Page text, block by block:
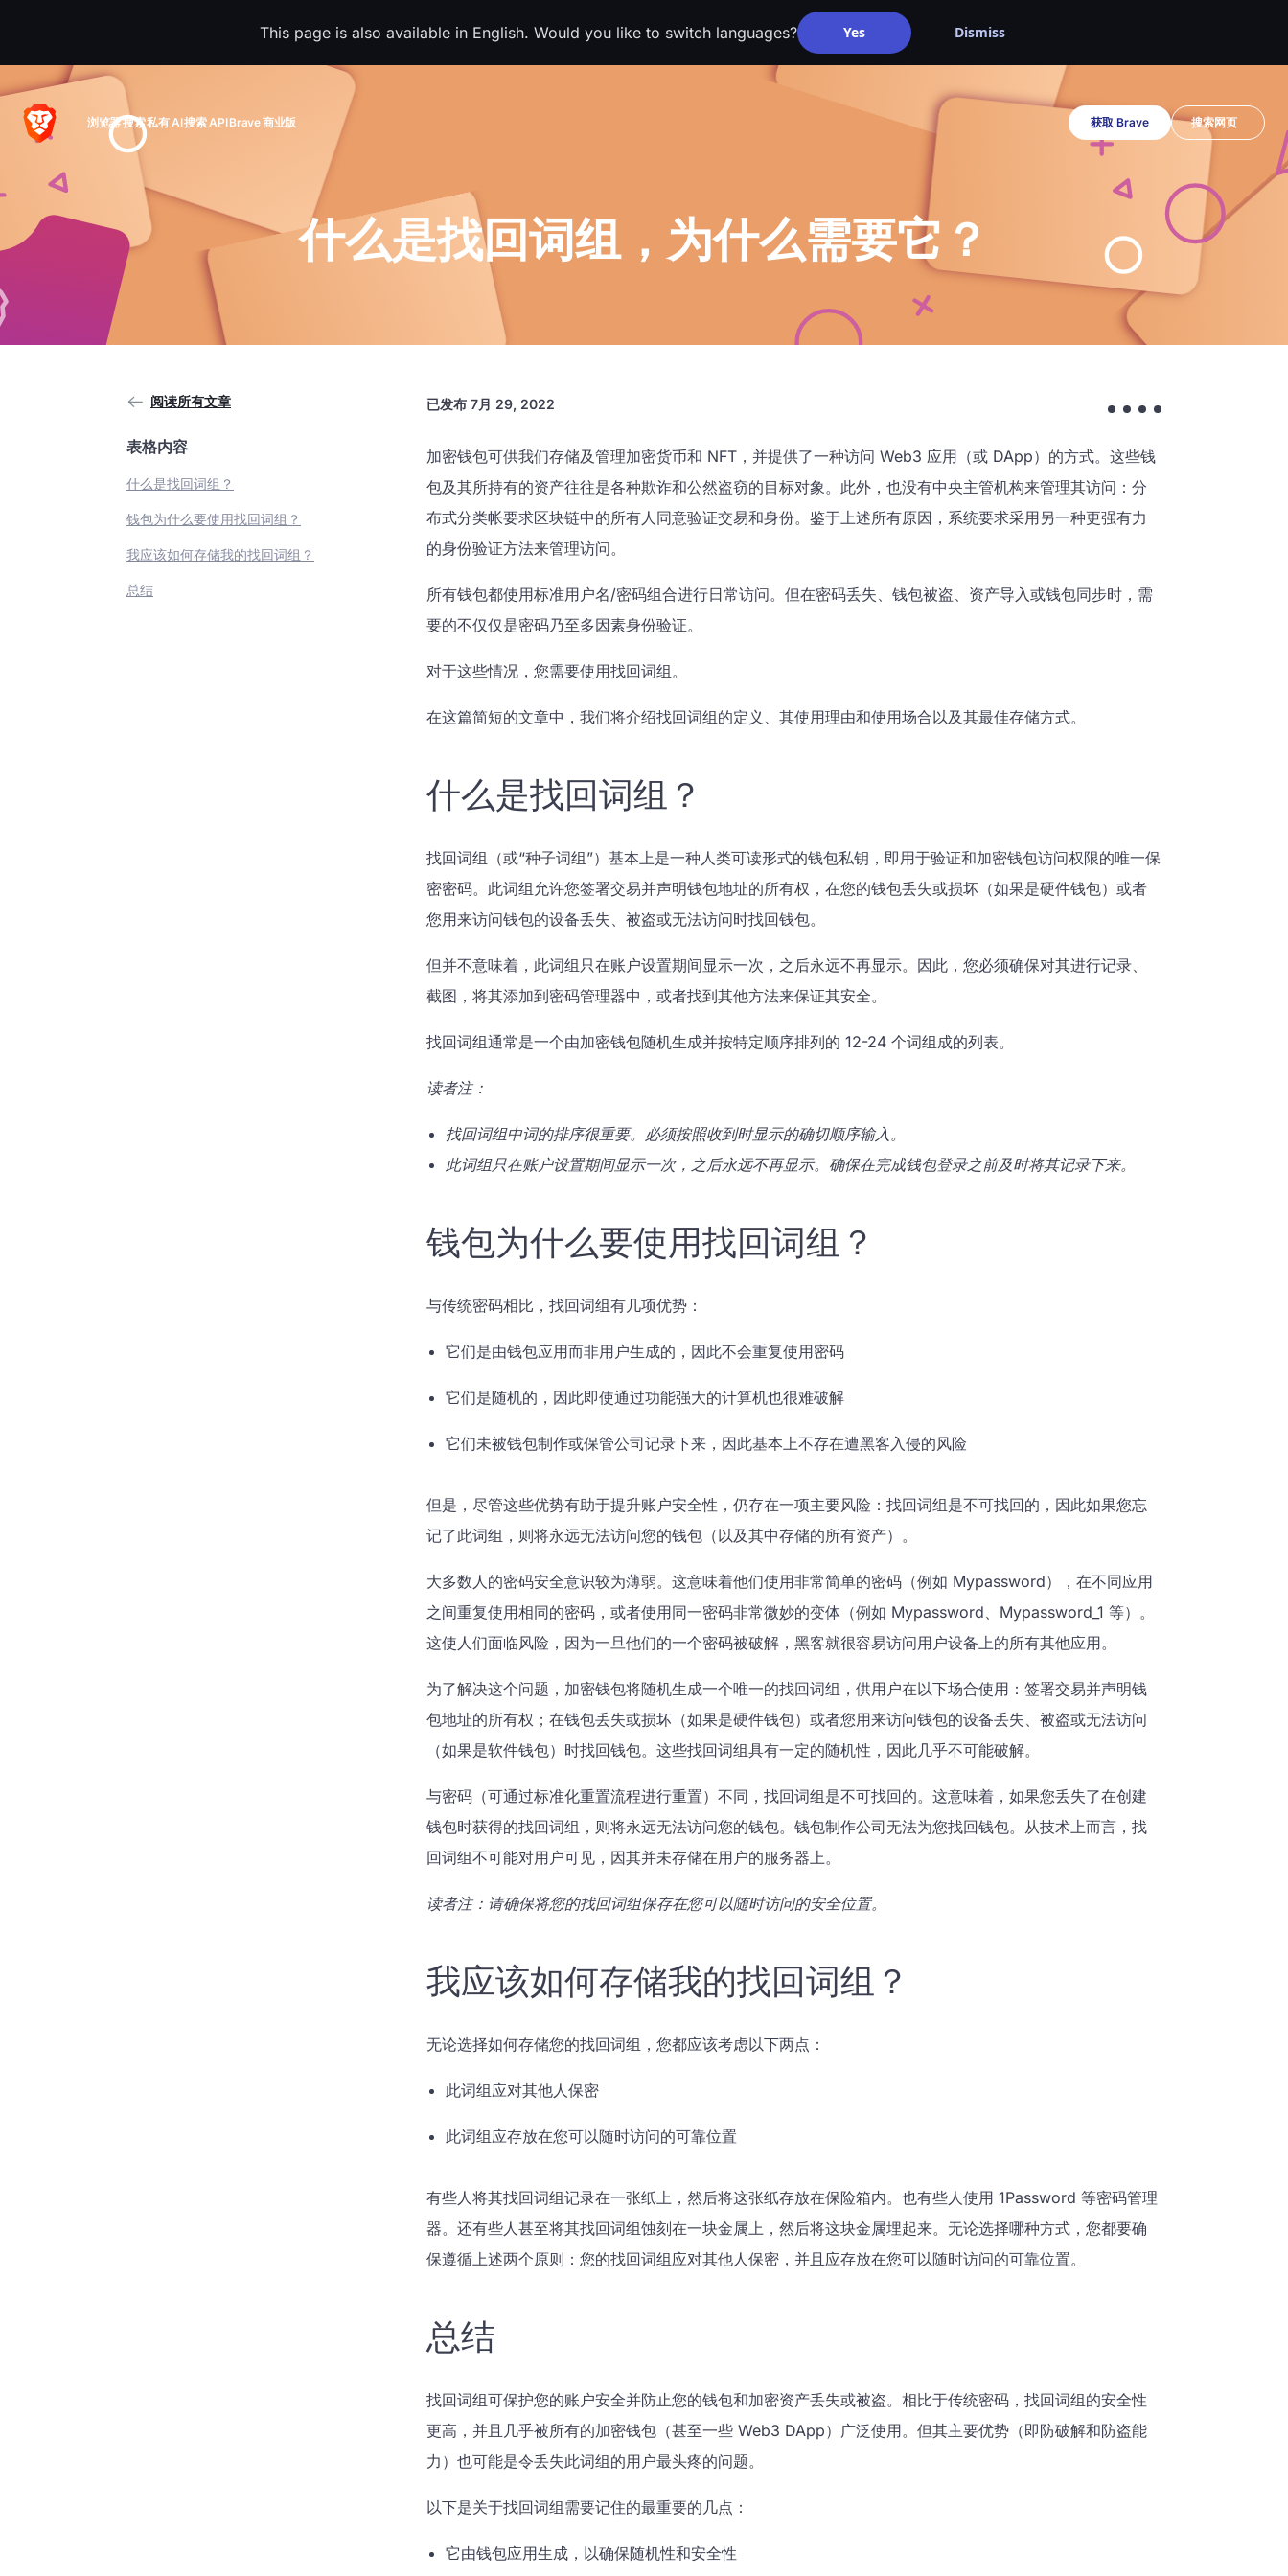
This page is also available in English. Would you like to switch languages? Yes Dismiss
浏览器搜索私有 AI搜索 APIBrave 商业版 获取 Brave
什么是找回词组，为什么需要它？
已发布 7月 29, 2022
阅读所有文章
表格内容
什么是找回词组？
钱包为什么要使用找回词组？
我应该如何存储我的找回词组？
总结
加密钱包可供我们存储及管理加密货币和 NFT，并提供了一种访问 Web3 应用（或 DApp）的方式。这些钱
包及其所持有的资产往往是各种欺诈和公然盗窃的目标对象。此外，也没有中央主管机构来管理其访问：分
布式分类帐要求区块链中的所有人同意验证交易和身份。鉴于上述所有原因，系统要求采用另一种更强有力
的身份验证方法来管理访问。
所有钱包都使用标准用户名/密码组合进行日常访问。但在密码丢失、钱包被盗、资产导入或钱包同步时，需
要的不仅仅是密码乃至多因素身份验证。
对于这些情况，您需要使用找回词组。
在这篇简短的文章中，我们将介绍找回词组的定义、其使用理由和使用场合以及其最佳存储方式。
什么是找回词组？
找回词组（或“种子词组”）基本上是一种人类可读形式的钱包私钥，即用于验证和加密钱包访问权限的唯一保
密密码。此词组允许您签署交易并声明钱包地址的所有权，在您的钱包丢失或损坏（如果是硬件钱包）或者
您用来访问钱包的设备丢失、被盗或无法访问时找回钱包。
但并不意味着，此词组只在账户设置期间显示一次，之后永远不再显示。因此，您必须确保对其进行记录、
截图，将其添加到密码管理器中，或者找到其他方法来保证其安全。
找回词组通常是一个由加密钱包随机生成并按特定顺序排列的 12-24 个词组成的列表。
读者注：
找回词组中词的排序很重要。必须按照收到时显示的确切顺序输入。
此词组只在账户设置期间显示一次，之后永远不再显示。确保在完成钱包登录之前及时将其记录下来。
钱包为什么要使用找回词组？
与传统密码相比，找回词组有几项优势：
它们是由钱包应用而非用户生成的，因此不会重复使用密码
它们是随机的，因此即使通过功能强大的计算机也很难破解
它们未被钱包制作或保管公司记录下来，因此基本上不存在遭黑客入侵的风险
但是，尽管这些优势有助于提升账户安全性，仍存在一项主要风险：找回词组是不可找回的，因此如果您忘
记了此词组，则将永远无法访问您的钱包（以及其中存储的所有资产）。
大多数人的密码安全意识较为薄弱。这意味着他们使用非常简单的密码（例如 Mypassword），在不同应用
之间重复使用相同的密码，或者使用同一密码非常微妙的变体（例如 Mypassword、Mypassword_1 等）。
这使人们面临风险，因为一旦他们的一个密码被破解，黑客就很容易访问用户设备上的所有其他应用。
为了解决这个问题，加密钱包将随机生成一个唯一的找回词组，供用户在以下场合使用：签署交易并声明钱
包地址的所有权；在钱包丢失或损坏（如果是硬件钱包）或者您用来访问钱包的设备丢失、被盗或无法访问
（如果是软件钱包）时找回钱包。这些找回词组具有一定的随机性，因此几乎不可能破解。
与密码（可通过标准化重置流程进行重置）不同，找回词组是不可找回的。这意味着，如果您丢失了在创建
钱包时获得的找回词组，则将永远无法访问您的钱包。钱包制作公司无法为您找回钱包。从技术上而言，找
回词组不可能对用户可见，因其并未存储在用户的服务器上。
读者注：请确保将您的找回词组保存在您可以随时访问的安全位置。
我应该如何存储我的找回词组？
无论选择如何存储您的找回词组，您都应该考虑以下两点：
此词组应对其他人保密
此词组应存放在您可以随时访问的可靠位置
有些人将其找回词组记录在一张纸上，然后将这张纸存放在保险箱内。也有些人使用 1Password 等密码管理
器。还有些人甚至将其找回词组蚀刻在一块金属上，然后将这块金属埋起来。无论选择哪种方式，您都要确
保遵循上述两个原则：您的找回词组应对其他人保密，并且应存放在您可以随时访问的可靠位置。
总结
找回词组可保护您的账户安全并防止您的钱包和加密资产丢失或被盗。相比于传统密码，找回词组的安全性
更高，并且几乎被所有的加密钱包（甚至一些 Web3 DApp）广泛使用。但其主要优势（即防破解和防盗能
力）也可能是令丢失此词组的用户最头疼的问题。
以下是关于找回词组需要记住的最重要的几点：
它由钱包应用生成，以确保随机性和安全性